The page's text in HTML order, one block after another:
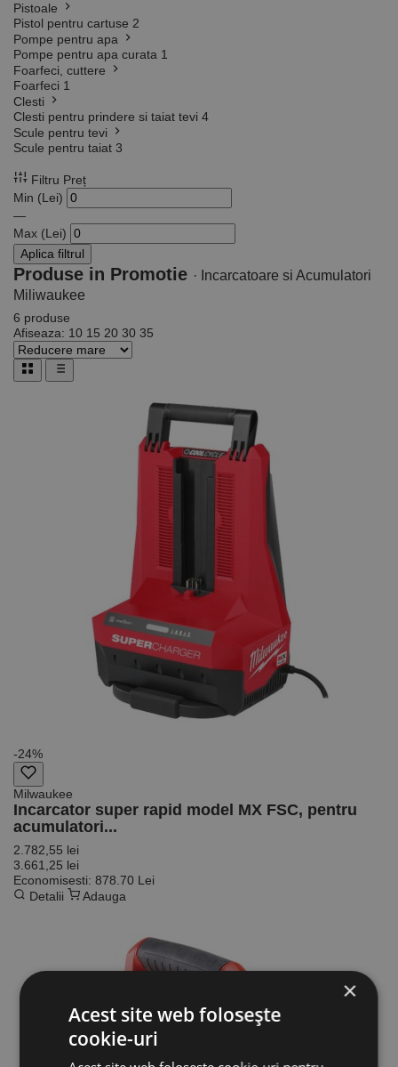
Pistoale
Pistol pentru cartuse 2
Pompe pentru apa
Pompe pentru apa curata 1
Foarfeci, cuttere
Foarfeci 1
Clesti
Clesti pentru prindere si taiat tevi 4
Scule pentru tevi
Scule pentru taiat 3
Filtru Preț
Min (Lei)
—
Max (Lei)
Aplica filtrul
Produse in Promotie · Incarcatoare si Acumulatori
Miliwaukee
6 produse
Afiseaza: 10 15 20 30 35
-24%
Milwaukee
Incarcator super rapid model MX FSC, pentru
acumulatori...
2.782,55 lei
3.661,25 lei
Economisesti: 878.70 Lei
Detalii
Adauga
×
Acest site web folosește
cookie-uri